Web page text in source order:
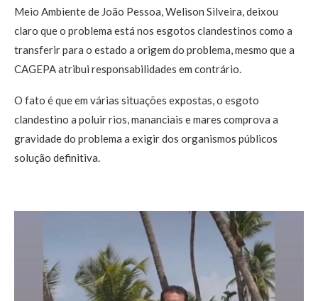
Meio Ambiente de João Pessoa, Welison Silveira, deixou
claro que o problema está nos esgotos clandestinos como a
transferir para o estado a origem do problema, mesmo que a
CAGEPA atribui responsabilidades em contrário.
O fato é que em várias situações expostas, o esgoto
clandestino a poluir rios, mananciais e mares comprova a
gravidade do problema a exigir dos organismos públicos
solução definitiva.